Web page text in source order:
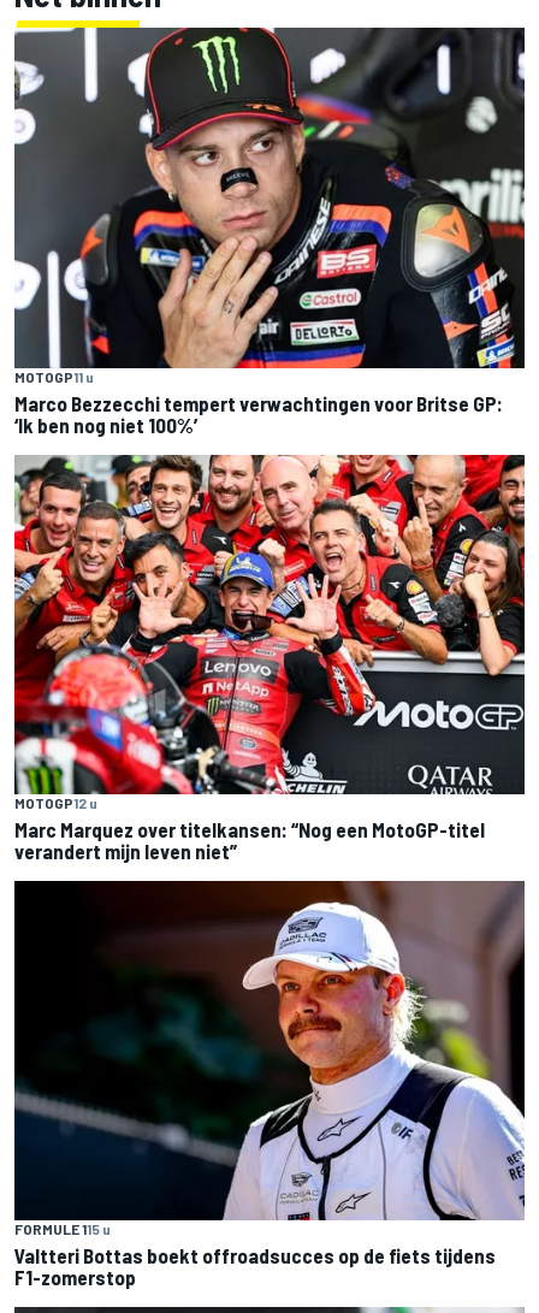
MOTOGP11 u
Marco Bezzecchi tempert verwachtingen voor Britse GP:
‘Ik ben nog niet 100%’
MOTOGP12 u
Marc Marquez over titelkansen: “Nog een MotoGP-titel
verandert mijn leven niet”
FORMULE 115 u
Valtteri Bottas boekt offroadsucces op de fiets tijdens
F1-zomerstop